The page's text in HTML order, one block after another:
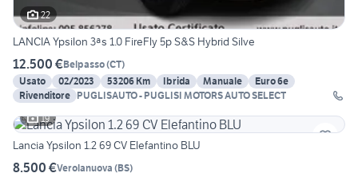
22
LANCIA Ypsilon 3ªs 1.0 FireFly 5p S&S Hybrid Silve
12.500 €Belpasso(CT)
Usato
02/2023 53206 Km Ibrida Manuale
Euro 6e
Rivenditore
PUGLISAUTO - PUGLISI MOTORS AUTO SELECT
19
Lancia Ypsilon 1.2 69 CV Elefantino BLU
8.500 €Verolanuova (BS)